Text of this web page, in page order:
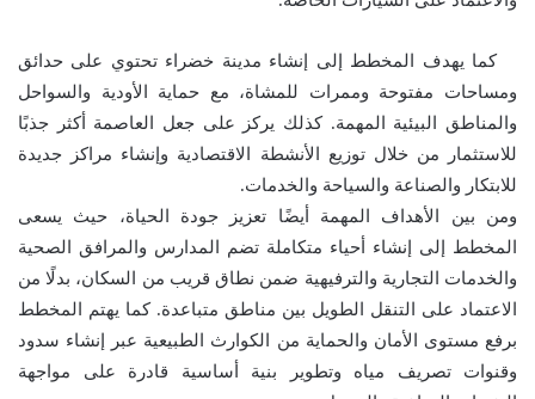
كما يهدف المخطط إلى إنشاء مدينة خضراء تحتوي على حدائق
ومساحات مفتوحة وممرات للمشاة، مع حماية الأودية والسواحل
والمناطق البيئية المهمة. كذلك يركز على جعل العاصمة أكثر جذبًا
للاستثمار من خلال توزيع الأنشطة الاقتصادية وإنشاء مراكز جديدة
للابتكار والصناعة والسياحة والخدمات.
ومن بين الأهداف المهمة أيضًا تعزيز جودة الحياة، حيث يسعى
المخطط إلى إنشاء أحياء متكاملة تضم المدارس والمرافق الصحية
والخدمات التجارية والترفيهية ضمن نطاق قريب من السكان، بدلًا من
الاعتماد على التنقل الطويل بين مناطق متباعدة. كما يهتم المخطط
برفع مستوى الأمان والحماية من الكوارث الطبيعية عبر إنشاء سدود
وقنوات تصريف مياه وتطوير بنية أساسية قادرة على مواجهة